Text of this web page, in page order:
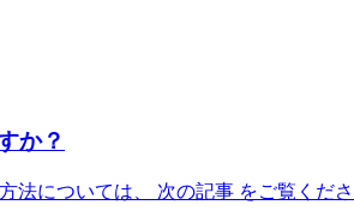
か？
法については、 次の記事 をご覧くだ